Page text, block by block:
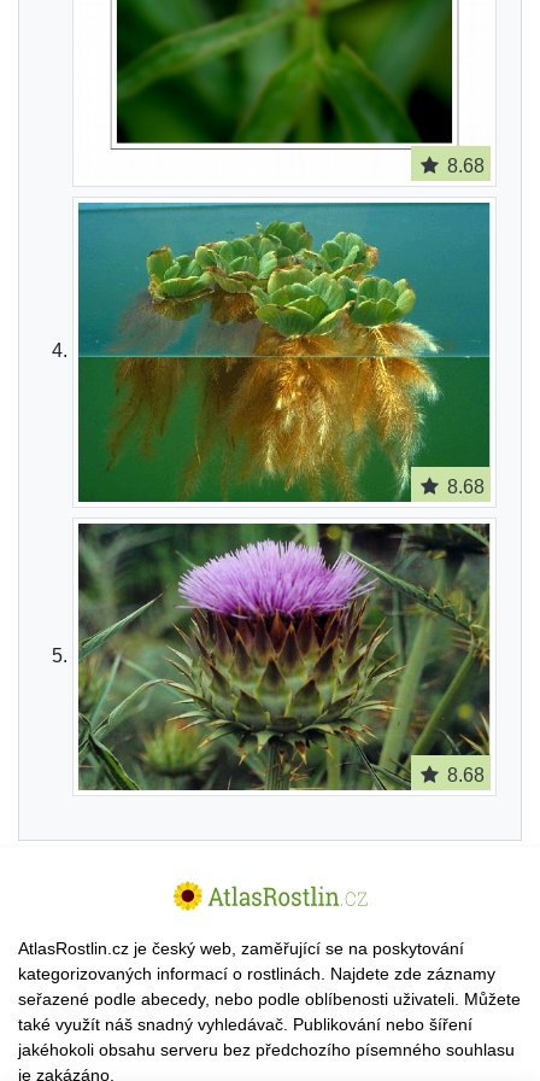
8.68
8.68
8.68
AtlasRostlin.cz je český web, zaměřující se na poskytování
kategorizovaných informací o rostlinách. Najdete zde záznamy
seřazené podle abecedy, nebo podle oblíbenosti uživateli. Můžete
také využít náš snadný vyhledávač. Publikování nebo šíření
jakéhokoli obsahu serveru bez předchozího písemného souhlasu
je zakázáno.